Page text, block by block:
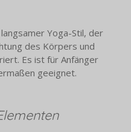
Yoga-Stil, der
des Körpers und
Es ist für Anfänger
geeignet.